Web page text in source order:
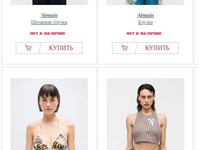
Alemais
Шелковая блузка
нет в наличии
КУПИТЬ
Alemais
Блузка
нет в наличии
КУПИТЬ